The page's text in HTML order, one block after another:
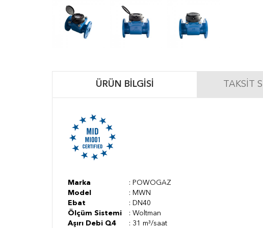
ÜRÜN BILGISI TAKSIT
Marka
: POWOGAZ
Model
: MWN
Ebat
: DN40
Ölçüm Sistemi
: Woltman
Aşırı Debi Q4
: 31 m³/saat